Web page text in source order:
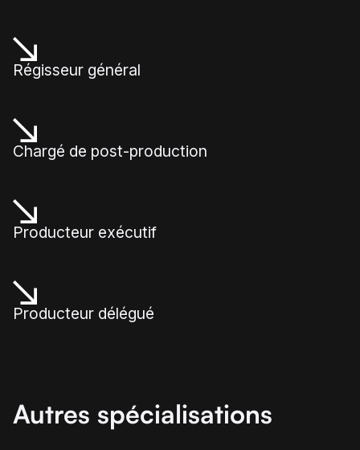
Régisseur général
Chargé de post-production
Producteur exécutif
Producteur délégué
Autres spécialisations